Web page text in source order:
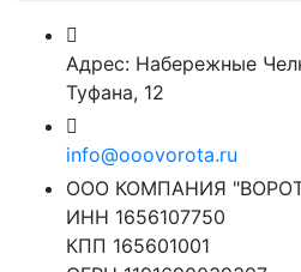
Адрес: Набережные
Туфана, 12
info@ooovorota.ru
ООО КОМПАНИЯ
ИНН 1656107750
КПП 165601001